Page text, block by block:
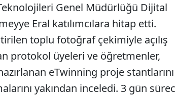
Genel Müdürlüğü Dijital
Eral katılımcılara hitap etti.
toplu fotoğraf çekimiyle açılış
protokol üyeleri ve öğretmenler,
eTwinning proje stantlarını
yakından inceledi. 3 gün